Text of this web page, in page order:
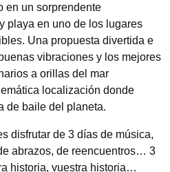
en un sorprendente
playa en uno de los lugares
Una propuesta divertida e
vibraciones y los mejores
a orillas del mar
localización donde
de baile del planeta.
disfrutar de 3 días de música,
abrazos, de reencuentros… 3
historia, vuestra historia…